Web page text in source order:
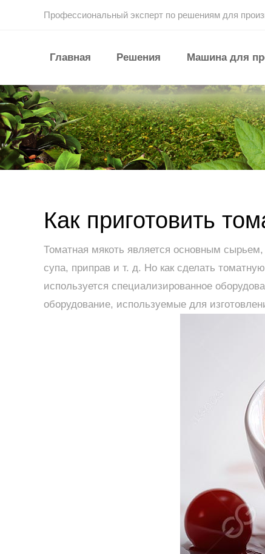
Профессиональный эксперт по решениям для
Главная Решения Машина для
Как приготовить
Томатная мякоть является основным
супа, приправ и т. д. Но как сделать
используется специализированное
оборудование, используемые для